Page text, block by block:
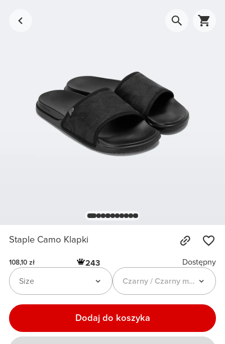
Staple Camo Klapki
108,10 zł 243
Dostępny
Czarny / Czarny moro
Size
Dodaj do koszyka